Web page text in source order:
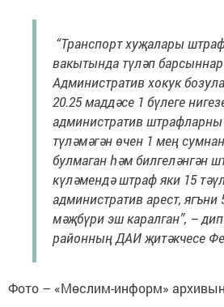
“Транспорт хуҗалары
вакытында түләп
Административ хокук
20.25 маддәсе 1 бүлеге
административ
түләмәгән өчен 1 мең
булмаган һәм билгеләнгән
күләмендә штраф яки 15
административ арест, ягъни
мәҗбүри эш каралган”, –
районның ДАИ җитәкчесе
Фото – «Мөслим-информ»